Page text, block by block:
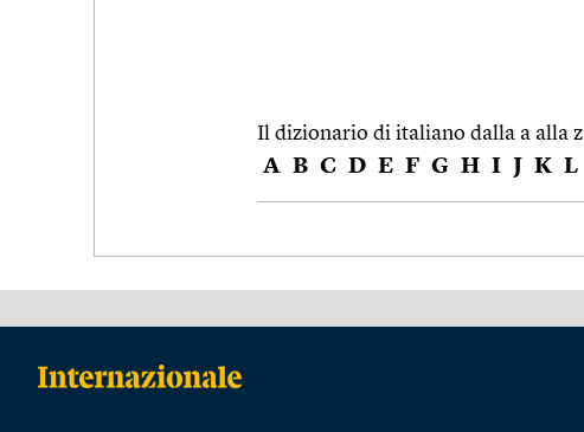
Il dizionario di italiano dalla a alla z
A B C D E F G H I J K L